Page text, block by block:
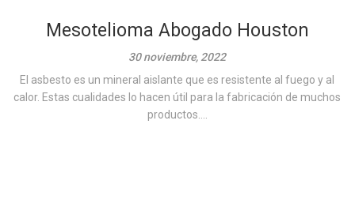
Mesotelioma Abogado Houston
30 noviembre, 2022
El asbesto es un mineral aislante que es resistente al fuego y al
calor. Estas cualidades lo hacen útil para la fabricación de muchos
productos....